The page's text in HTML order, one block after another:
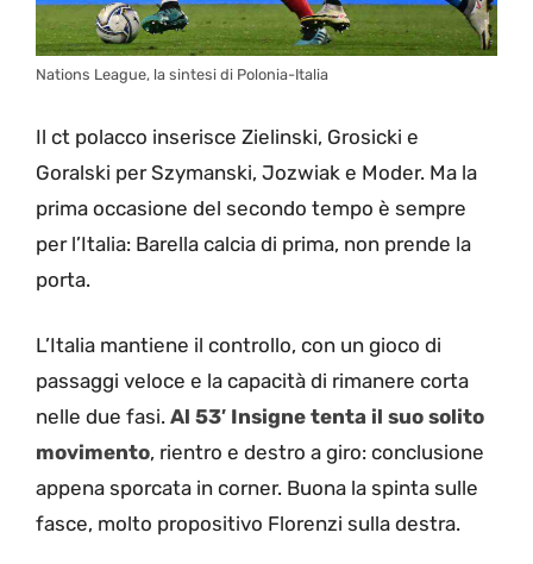
Nations League, la sintesi di Polonia-Italia
Il ct polacco inserisce Zielinski, Grosicki e
Goralski per Szymanski, Jozwiak e Moder. Ma la
prima occasione del secondo tempo è sempre
per l’Italia: Barella calcia di prima, non prende la
porta.
L’Italia mantiene il controllo, con un gioco di
passaggi veloce e la capacità di rimanere corta
nelle due fasi. Al 53′ Insigne tenta il suo solito
movimento, rientro e destro a giro: conclusione
appena sporcata in corner. Buona la spinta sulle
fasce, molto propositivo Florenzi sulla destra.